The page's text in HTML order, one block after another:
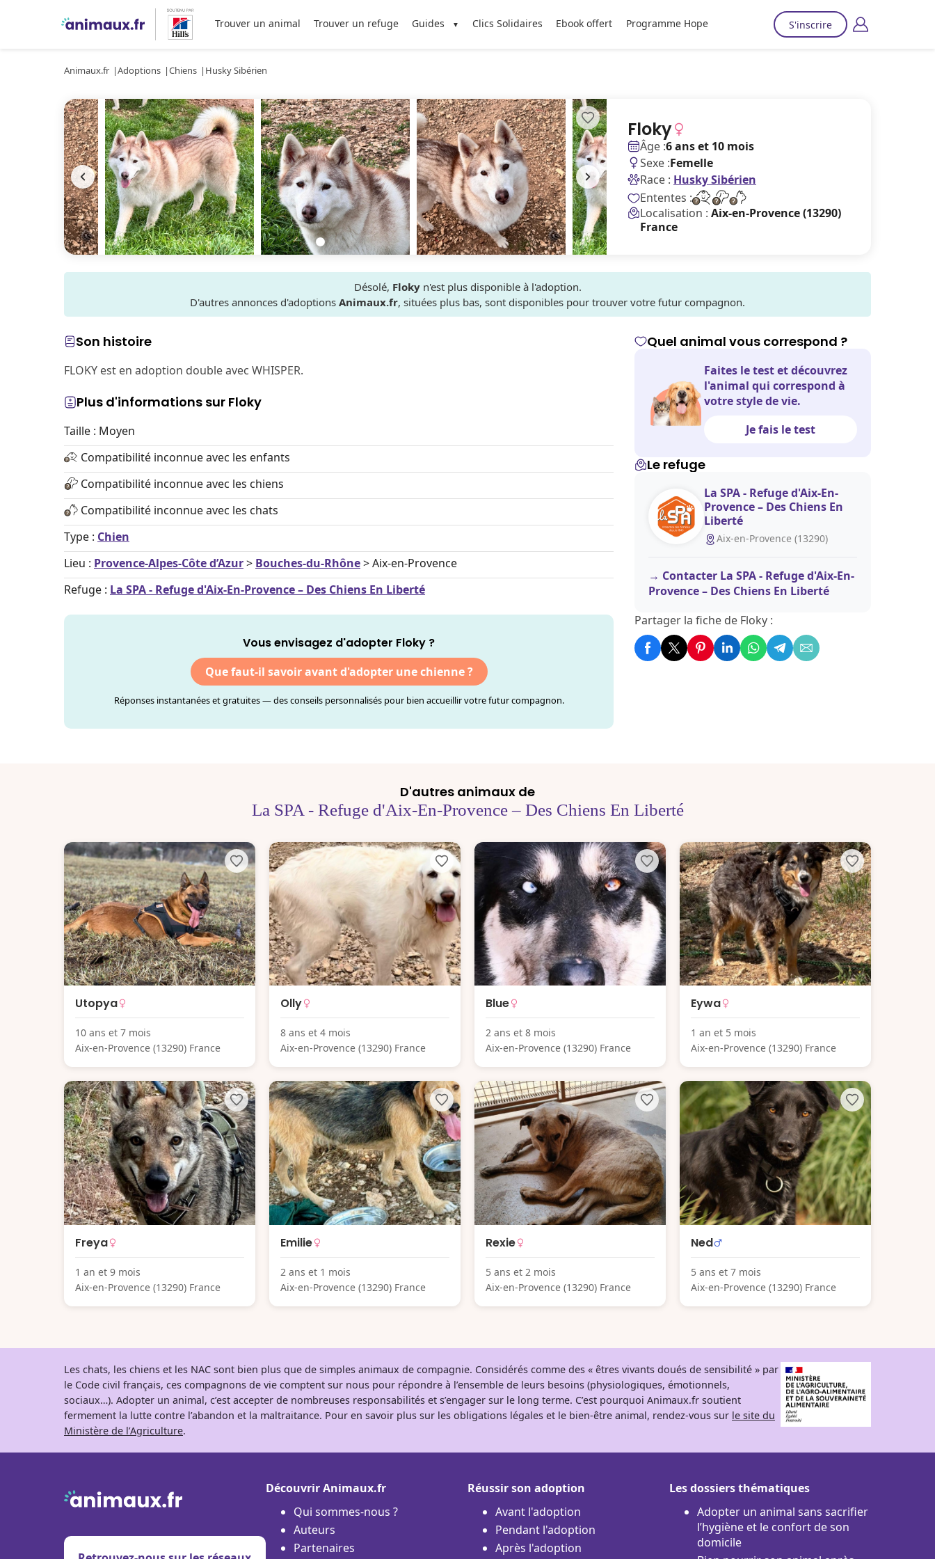
Trouver un animal Trouver un refuge Guides Clics Solidaires Ebook offert Programme Hope S'inscrire
Animaux.fr Adoptions Chiens Husky Sibérien
Floky
Âge :6 ans et 10 mois
Sexe :Femelle
Race : Husky Sibérien
Ententes :
Localisation : Aix-en-Provence (13290)
France
Désolé, Flokyn'est plus disponible à l'adoption.
D'autres annonces d'adoptions Animaux.fr, situées plus bas, sont disponibles pour trouver votre futur compagnon.
Son histoire
FLOKY est en adoption double avec WHISPER.
Plus d'informations sur Floky
Taille : Moyen
Compatibilité inconnue avec les enfants
Compatibilité inconnue avec les chiens
Compatibilité inconnue avec les chats
Type : Chien
Lieu : Provence-Alpes-Côte d’Azur> Bouches-du-Rhône> Aix-en-Provence
Refuge : La SPA - Refuge d'Aix-En-Provence – Des Chiens En Liberté
Vous envisagez d'adopter Floky ?
Que faut-il savoir avant d'adopter une chienne ?
Réponses instantanées et gratuites — des conseils personnalisés pour bien accueillir votre futur compagnon.
Quel animal vous correspond ?
Faites le test et découvrez
l'animal qui correspond à
votre style de vie.
Je fais le test
Le refuge
La SPA - Refuge d'Aix-En-
Provence – Des Chiens En
Liberté
Aix-en-Provence (13290)
Contacter La SPA - Refuge d'Aix-En-
Provence – Des Chiens En Liberté
Partager la fiche de Floky :
D'autres animaux de
La SPA - Refuge d'Aix-En-Provence – Des Chiens En Liberté
Utopya
10 ans et 7 mois
Aix-en-Provence (13290) France
Olly
8 ans et 4 mois
Aix-en-Provence (13290) France
Blue
2 ans et 8 mois
Aix-en-Provence (13290) France
Eywa
1 an et 5 mois
Aix-en-Provence (13290) France
Freya
1 an et 9 mois
Aix-en-Provence (13290) France
Emilie
2 ans et 1 mois
Aix-en-Provence (13290) France
Rexie
5 ans et 2 mois
Aix-en-Provence (13290) France
Ned
5 ans et 7 mois
Aix-en-Provence (13290) France
Les chats, les chiens et les NAC sont bien plus que de simples animaux de compagnie. Considérés comme des « êtres vivants doués de sensibilité » par
le Code civil français, ces compagnons de vie comptent sur nous pour répondre à l’ensemble de leurs besoins (physiologiques, émotionnels,
sociaux…). Adopter un animal, c’est accepter de nombreuses responsabilités et s’engager sur le long terme. C’est pourquoi Animaux.fr soutient
fermement la lutte contre l’abandon et la maltraitance. Pour en savoir plus sur les obligations légales et le bien-être animal, rendez-vous sur le site du
Ministère de l’Agriculture.
Découvrir Animaux.fr
Qui sommes-nous ?
Auteurs
Partenaires
Réussir son adoption
Avant l'adoption
Pendant l'adoption
Après l'adoption
Les dossiers thématiques
Adopter un animal sans sacrifier
l’hygiène et le confort de son
domicile